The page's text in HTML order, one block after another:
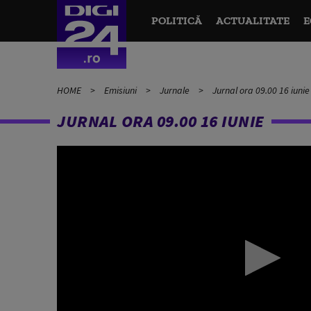
POLITICĂ ACTUALITATE
HOME Emisiuni Jurnale Jurnal ora 09.00 16 iunie
JURNAL ORA 09.00 16 IUNIE